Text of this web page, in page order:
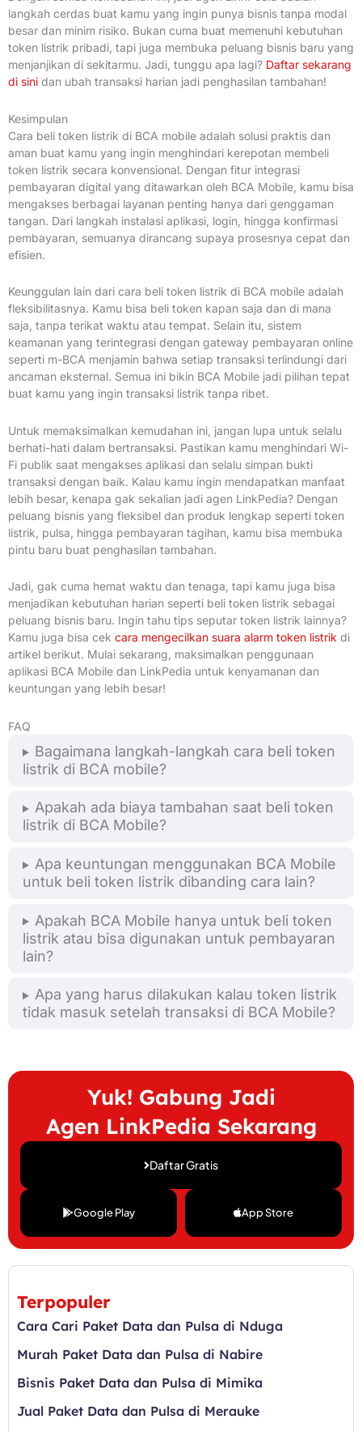
langkah cerdas buat kamu yang ingin punya bisnis tanpa modal
besar dan minim risiko. Bukan cuma buat memenuhi kebutuhan
token listrik pribadi, tapi juga membuka peluang bisnis baru yang
menjanjikan di sekitarmu. Jadi, tunggu apa lagi? Daftar sekarang
di sini dan ubah transaksi harian jadi penghasilan tambahan!
Kesimpulan
Cara beli token listrik di BCA mobile adalah solusi praktis dan
aman buat kamu yang ingin menghindari kerepotan membeli
token listrik secara konvensional. Dengan fitur integrasi
pembayaran digital yang ditawarkan oleh BCA Mobile, kamu bisa
mengakses berbagai layanan penting hanya dari genggaman
tangan. Dari langkah instalasi aplikasi, login, hingga konfirmasi
pembayaran, semuanya dirancang supaya prosesnya cepat dan
efisien.
Keunggulan lain dari cara beli token listrik di BCA mobile adalah
fleksibilitasnya. Kamu bisa beli token kapan saja dan di mana
saja, tanpa terikat waktu atau tempat. Selain itu, sistem
keamanan yang terintegrasi dengan gateway pembayaran online
seperti m-BCA menjamin bahwa setiap transaksi terlindungi dari
ancaman eksternal. Semua ini bikin BCA Mobile jadi pilihan tepat
buat kamu yang ingin transaksi listrik tanpa ribet.
Untuk memaksimalkan kemudahan ini, jangan lupa untuk selalu
berhati-hati dalam bertransaksi. Pastikan kamu menghindari Wi-
Fi publik saat mengakses aplikasi dan selalu simpan bukti
transaksi dengan baik. Kalau kamu ingin mendapatkan manfaat
lebih besar, kenapa gak sekalian jadi agen LinkPedia? Dengan
peluang bisnis yang fleksibel dan produk lengkap seperti token
listrik, pulsa, hingga pembayaran tagihan, kamu bisa membuka
pintu baru buat penghasilan tambahan.
Jadi, gak cuma hemat waktu dan tenaga, tapi kamu juga bisa
menjadikan kebutuhan harian seperti beli token listrik sebagai
peluang bisnis baru. Ingin tahu tips seputar token listrik lainnya?
Kamu juga bisa cek cara mengecilkan suara alarm token listrik di
artikel berikut. Mulai sekarang, maksimalkan penggunaan
aplikasi BCA Mobile dan LinkPedia untuk kenyamanan dan
keuntungan yang lebih besar!
FAQ
Bagaimana langkah-langkah cara beli token
listrik di BCA mobile?
Apakah ada biaya tambahan saat beli token
listrik di BCA Mobile?
Apa keuntungan menggunakan BCA Mobile
untuk beli token listrik dibanding cara lain?
Apakah BCA Mobile hanya untuk beli token
listrik atau bisa digunakan untuk pembayaran
lain?
Apa yang harus dilakukan kalau token listrik
tidak masuk setelah transaksi di BCA Mobile?
Yuk! Gabung Jadi
Agen LinkPedia Sekarang
Daftar Gratis
Google Play App Store
Terpopuler
Cara Cari Paket Data dan Pulsa di Nduga
Murah Paket Data dan Pulsa di Nabire
Bisnis Paket Data dan Pulsa di Mimika
Jual Paket Data dan Pulsa di Merauke